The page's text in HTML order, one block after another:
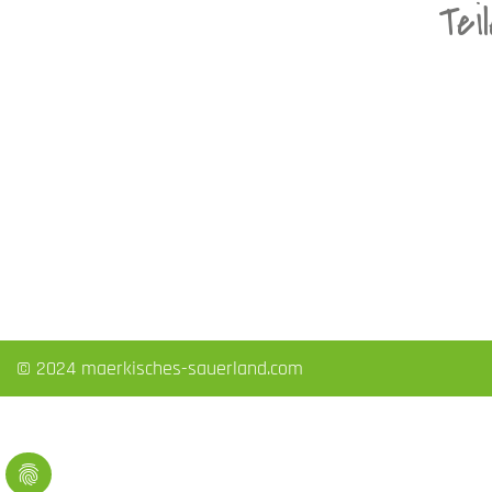
© 2024 maerkisches-sauerland.com